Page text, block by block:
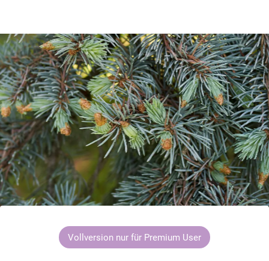
Vollversion nur für Premium User